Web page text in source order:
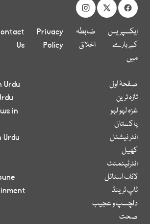
ایکسپریس
کے بارے
میں
ضابطہ
اخلاق
Privacy
Policy
Us
صفحۂ اول
تازہ ترین
غزہ لہو لہو
پاکستان
انٹر نیشنل
کھیل
انٹرٹینمنٹ
لائف اسٹائل
ٹاپ ٹرینڈ
دلچسپ و عجیب
صحت
Urdu
in
Urdu